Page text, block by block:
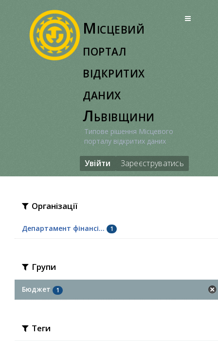
Місцевий
портал
відкритих
даних
Львівщини
Типове рішення Місцевого
порталу відкритих даних
Увійти Зареєструватись
Організації
Департамент фінансі... 1
Групи
Бюджет 1
Теги